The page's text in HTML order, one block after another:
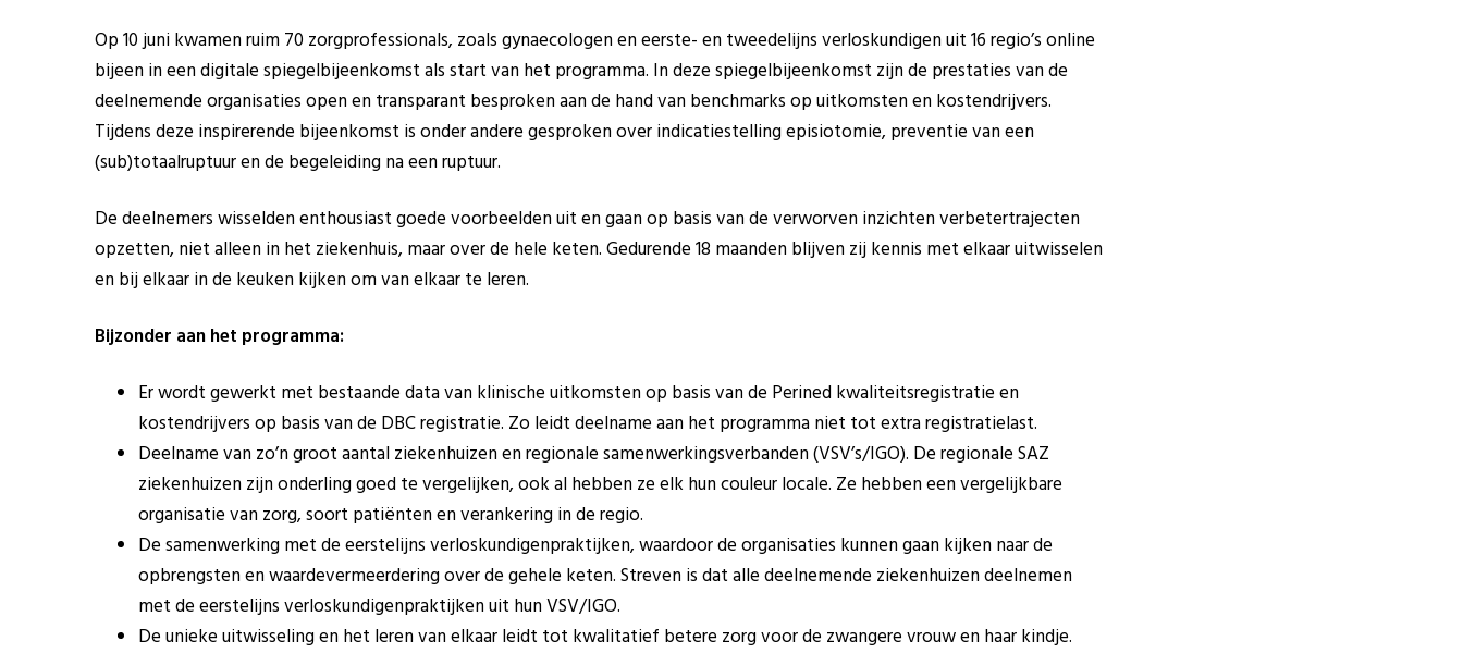
Op 10 juni kwamen ruim 70 zorgprofessionals, zoals gynaecologen en eerste- en tweedelijns verloskundigen uit 16 regio’s online
bijeen in een digitale spiegelbijeenkomst als start van het programma. In deze spiegelbijeenkomst zijn de prestaties van de
deelnemende organisaties open en transparant besproken aan de hand van benchmarks op uitkomsten en kostendrijvers.
Tijdens deze inspirerende bijeenkomst is onder andere gesproken over indicatiestelling episiotomie, preventie van een
(sub)totaalruptuur en de begeleiding na een ruptuur.
De deelnemers wisselden enthousiast goede voorbeelden uit en gaan op basis van de verworven inzichten verbetertrajecten
opzetten, niet alleen in het ziekenhuis, maar over de hele keten. Gedurende 18 maanden blijven zij kennis met elkaar uitwisselen
en bij elkaar in de keuken kijken om van elkaar te leren.
Bijzonder aan het programma:
Er wordt gewerkt met bestaande data van klinische uitkomsten op basis van de Perined kwaliteitsregistratie en
kostendrijvers op basis van de DBC registratie. Zo leidt deelname aan het programma niet tot extra registratielast.
Deelname van zo’n groot aantal ziekenhuizen en regionale samenwerkingsverbanden (VSV’s/IGO). De regionale SAZ
ziekenhuizen zijn onderling goed te vergelijken, ook al hebben ze elk hun couleur locale. Ze hebben een vergelijkbare
organisatie van zorg, soort patiënten en verankering in de regio.
De samenwerking met de eerstelijns verloskundigenpraktijken, waardoor de organisaties kunnen gaan kijken naar de
opbrengsten en waardevermeerdering over de gehele keten. Streven is dat alle deelnemende ziekenhuizen deelnemen
met de eerstelijns verloskundigenpraktijken uit hun VSV/IGO.
De unieke uitwisseling en het leren van elkaar leidt tot kwalitatief betere zorg voor de zwangere vrouw en haar kindje.